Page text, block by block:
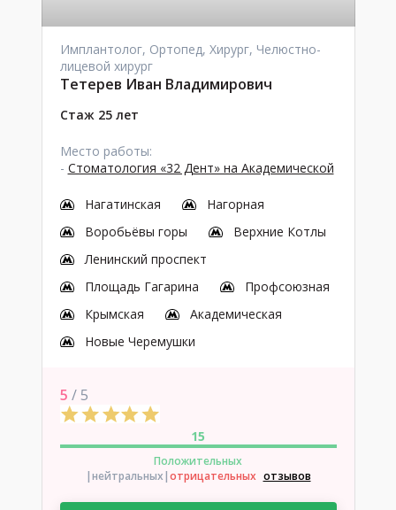
Имплантолог, Ортопед, Хирург, Челюстно-
лицевой хирург
Тетерев Иван Владимирович
Стаж 25 лет
Место работы:
- Стоматология «32 Дент» на Академической
Нагатинская
Нагорная
Воробьёвы горы
Верхние Котлы
Ленинский проспект
Площадь Гагарина
Профсоюзная
Крымская
Академическая
Новые Черемушки
5 / 5
15
Положительных
|нейтральных|отрицательных отзывов